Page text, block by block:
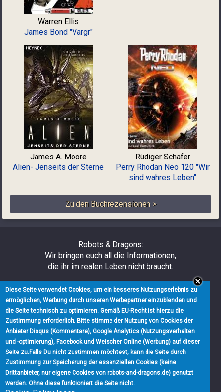
Warren Ellis
James Bond "Vargr"
James A. Moore
Alien- Jenseits der Sterne
Rüdiger Schäfer
Perry Rhodan Neo 120 "Wir
sind wahres Leben"
Zu den Buchrezensionen >
Robots & Dragons:
Wir bringen euch all die Informationen,
die ihr im realen Leben nicht braucht.
Über uns
Impressum
Werbung
Warum Werbung?
Partner
Bei uns schreiben
Kontakt
Diese Seite verwendet Cookies, um ein besseres Nutzungserlebnis zu
ermöglichen, Werbung durch unseren Werbepartner einzublenden und
die Seite technisch zu optimieren. Gemäß EU-Recht ist hierzu die
Zustimmung erforderlich. Bitte stimme der Nutzung von Cookies der
Anbieter Disqus (Kommentare), Google Analytics (Nutzungsverhalten
und -optimierung), Facebook und Weischer Online (Werbung) auf dieser
Seite zu.Falls Du nicht zustimmen möchtest, kann die Seite durch
Zustimmung zur Speicherung der essenziellen Cookies (keine
Drittanbieter, nur eigene Cookies von robots-and-dragons.de) genutzt
werden. Ohne diese funktioniert die Seite nicht.